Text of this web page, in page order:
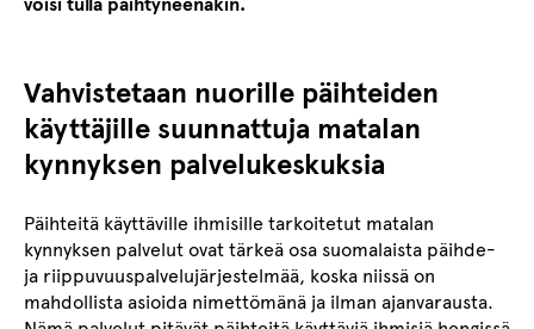
Vahvistetaan nuorille päihteiden
käyttäjille suunnattuja matalan
kynnyksen palvelukeskuksia
Päihteitä käyttäville ihmisille tarkoitetut matalan
kynnyksen palvelut ovat tärkeä osa suomalaista päihde-
ja riippuvuuspalvelujärjestelmää, koska niissä on
mahdollista asioida nimettömänä ja ilman ajanvarausta.